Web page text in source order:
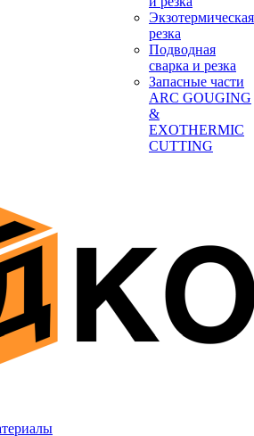
Экзотермическая
резка
Подводная
сварка и резка
Запасные части
ARC GOUGING
&
EXOTHERMIC
CUTTING